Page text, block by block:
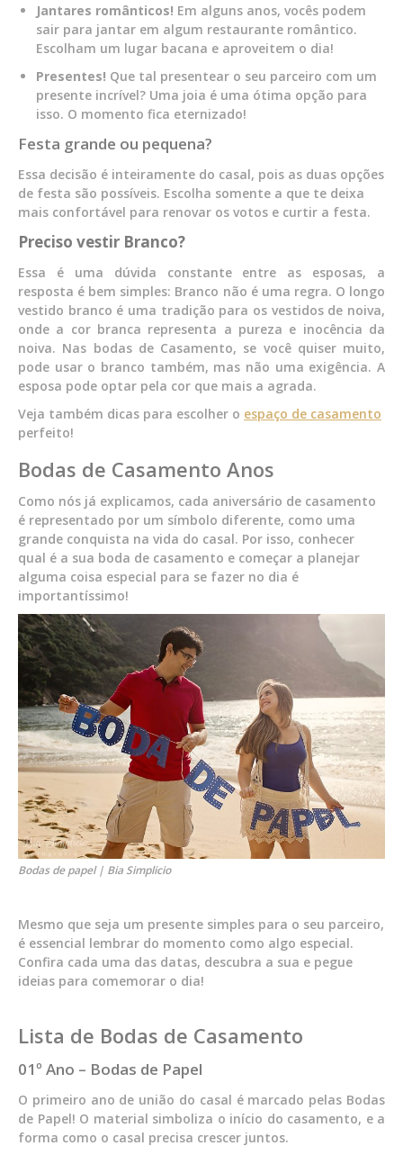
Jantares românticos! Em alguns anos, vocês podem
sair para jantar em algum restaurante romântico.
Escolham um lugar bacana e aproveitem o dia!
Presentes! Que tal presentear o seu parceiro com um
presente incrível? Uma joia é uma ótima opção para
isso. O momento fica eternizado!
Festa grande ou pequena?
Essa decisão é inteiramente do casal, pois as duas opções
de festa são possíveis. Escolha somente a que te deixa
mais confortável para renovar os votos e curtir a festa.
Preciso vestir Branco?
Essa é uma dúvida constante entre as esposas, a
resposta é bem simples: Branco não é uma regra. O longo
vestido branco é uma tradição para os vestidos de noiva,
onde a cor branca representa a pureza e inocência da
noiva. Nas bodas de Casamento, se você quiser muito,
pode usar o branco também, mas não uma exigência. A
esposa pode optar pela cor que mais a agrada.
Veja também dicas para escolher o espaço de casamento
perfeito!
Bodas de Casamento Anos
Como nós já explicamos, cada aniversário de casamento
é representado por um símbolo diferente, como uma
grande conquista na vida do casal. Por isso, conhecer
qual é a sua boda de casamento e começar a planejar
alguma coisa especial para se fazer no dia é
importantíssimo!
Bodas de papel | Bia Simplicio
Mesmo que seja um presente simples para o seu parceiro,
é essencial lembrar do momento como algo especial.
Confira cada uma das datas, descubra a sua e pegue
ideias para comemorar o dia!
Lista de Bodas de Casamento
01º Ano – Bodas de Papel
O primeiro ano de união do casal é marcado pelas Bodas
de Papel! O material simboliza o início do casamento, e a
forma como o casal precisa crescer juntos.